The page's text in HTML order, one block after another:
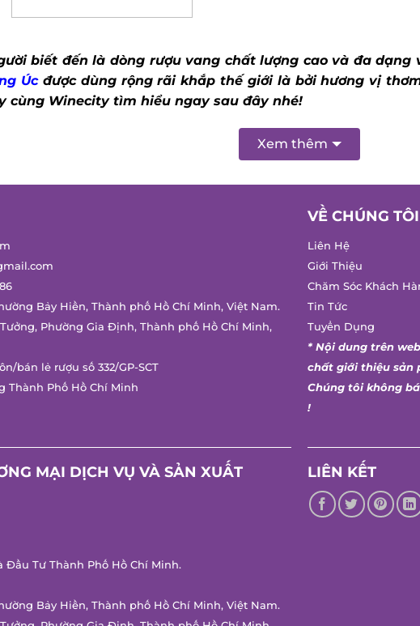
biết đến là dòng rượu vang chất lượng cao và đa
Úcđược dùng rộng rãi khắp thế giới là bởi hương vị
cùng Winecity tìm hiểu ngay sau đây nhé!
Xem thêm
Bảy Hiền, Thành phố Hồ Chí Minh, Việt Nam.
Phường Gia Định, Thành phố Hồ Chí Minh,
bán lẻ rượu số 332/GP-SCT
Thành Phố Hồ Chí Minh
VỀ CHÚNG TÔI
Liên Hệ
Giới Thiệu
Chăm Sóc Khách
Tin Tức
Tuyển Dụng
* Nội dung trên
chất giới thiệu sản
Chúng tôi không
MẠI DỊCH VỤ VÀ SẢN XUẤT
Đầu Tư Thành Phố Hồ Chí Minh.
Bảy Hiền, Thành phố Hồ Chí Minh, Việt Nam.
LIÊN KẾT